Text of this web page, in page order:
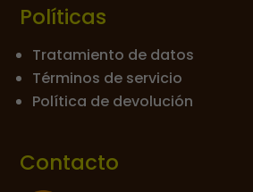
Políticas
Tratamiento de datos
Términos de servicio
Política de devolución
Contacto